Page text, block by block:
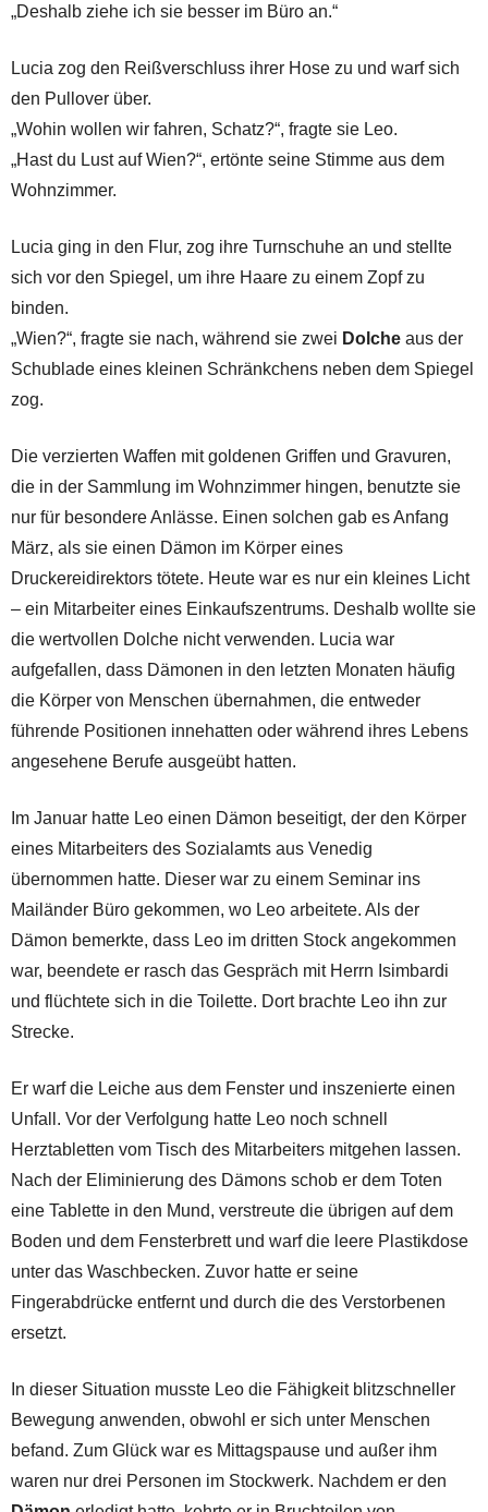
„Deshalb ziehe ich sie besser im Büro an.“
Lucia zog den Reißverschluss ihrer Hose zu und warf sich
den Pullover über.
„Wohin wollen wir fahren, Schatz?“, fragte sie Leo.
„Hast du Lust auf Wien?“, ertönte seine Stimme aus dem
Wohnzimmer.
Lucia ging in den Flur, zog ihre Turnschuhe an und stellte
sich vor den Spiegel, um ihre Haare zu einem Zopf zu
binden.
„Wien?“, fragte sie nach, während sie zwei Dolche aus der
Schublade eines kleinen Schränkchens neben dem Spiegel
zog.
Die verzierten Waffen mit goldenen Griffen und Gravuren,
die in der Sammlung im Wohnzimmer hingen, benutzte sie
nur für besondere Anlässe. Einen solchen gab es Anfang
März, als sie einen Dämon im Körper eines
Druckereidirektors tötete. Heute war es nur ein kleines Licht
– ein Mitarbeiter eines Einkaufszentrums. Deshalb wollte sie
die wertvollen Dolche nicht verwenden. Lucia war
aufgefallen, dass Dämonen in den letzten Monaten häufig
die Körper von Menschen übernahmen, die entweder
führende Positionen innehatten oder während ihres Lebens
angesehene Berufe ausgeübt hatten.
Im Januar hatte Leo einen Dämon beseitigt, der den Körper
eines Mitarbeiters des Sozialamts aus Venedig
übernommen hatte. Dieser war zu einem Seminar ins
Mailänder Büro gekommen, wo Leo arbeitete. Als der
Dämon bemerkte, dass Leo im dritten Stock angekommen
war, beendete er rasch das Gespräch mit Herrn Isimbardi
und flüchtete sich in die Toilette. Dort brachte Leo ihn zur
Strecke.
Er warf die Leiche aus dem Fenster und inszenierte einen
Unfall. Vor der Verfolgung hatte Leo noch schnell
Herztabletten vom Tisch des Mitarbeiters mitgehen lassen.
Nach der Eliminierung des Dämons schob er dem Toten
eine Tablette in den Mund, verstreute die übrigen auf dem
Boden und dem Fensterbrett und warf die leere Plastikdose
unter das Waschbecken. Zuvor hatte er seine
Fingerabdrücke entfernt und durch die des Verstorbenen
ersetzt.
In dieser Situation musste Leo die Fähigkeit blitzschneller
Bewegung anwenden, obwohl er sich unter Menschen
befand. Zum Glück war es Mittagspause und außer ihm
waren nur drei Personen im Stockwerk. Nachdem er den